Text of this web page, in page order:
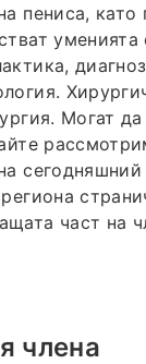
пениса,
Могат
част на
члена